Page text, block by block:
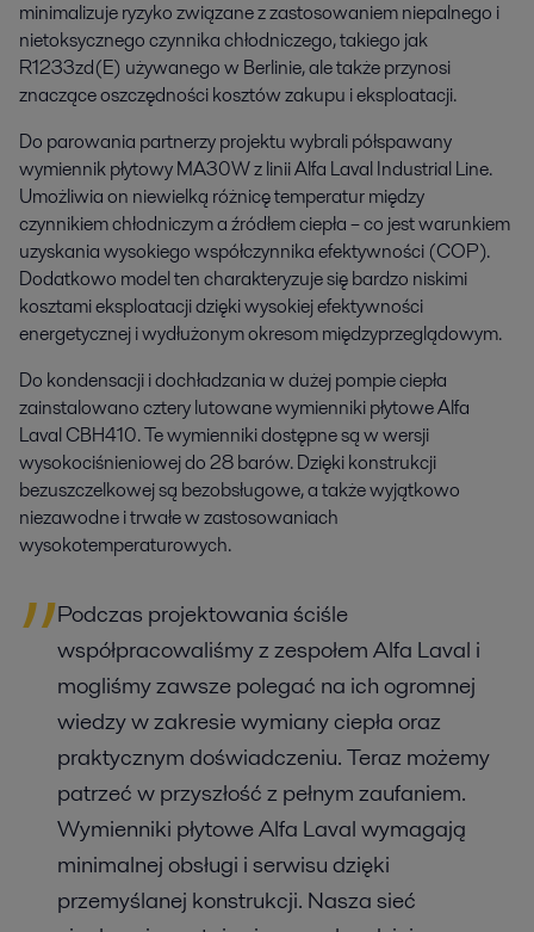
minimalizuje ryzyko związane z zastosowaniem niepalnego i
nietoksycznego czynnika chłodniczego, takiego jak
R1233zd(E) używanego w Berlinie, ale także przynosi
znaczące oszczędności kosztów zakupu i eksploatacji.
Do parowania partnerzy projektu wybrali półspawany
wymiennik płytowy MA30W z linii Alfa Laval Industrial Line.
Umożliwia on niewielką różnicę temperatur między
czynnikiem chłodniczym a źródłem ciepła – co jest warunkiem
uzyskania wysokiego współczynnika efektywności (COP).
Dodatkowo model ten charakteryzuje się bardzo niskimi
kosztami eksploatacji dzięki wysokiej efektywności
energetycznej i wydłużonym okresom międzyprzeglądowym.
Do kondensacji i dochładzania w dużej pompie ciepła
zainstalowano cztery lutowane wymienniki płytowe Alfa
Laval CBH410. Te wymienniki dostępne są w wersji
wysokociśnieniowej do 28 barów. Dzięki konstrukcji
bezuszczelkowej są bezobsługowe, a także wyjątkowo
niezawodne i trwałe w zastosowaniach
wysokotemperaturowych.
Podczas projektowania ściśle
współpracowaliśmy z zespołem Alfa Laval i
mogliśmy zawsze polegać na ich ogromnej
wiedzy w zakresie wymiany ciepła oraz
praktycznym doświadczeniu. Teraz możemy
patrzeć w przyszłość z pełnym zaufaniem.
Wymienniki płytowe Alfa Laval wymagają
minimalnej obsługi i serwisu dzięki
przemyślanej konstrukcji. Nasza sieć